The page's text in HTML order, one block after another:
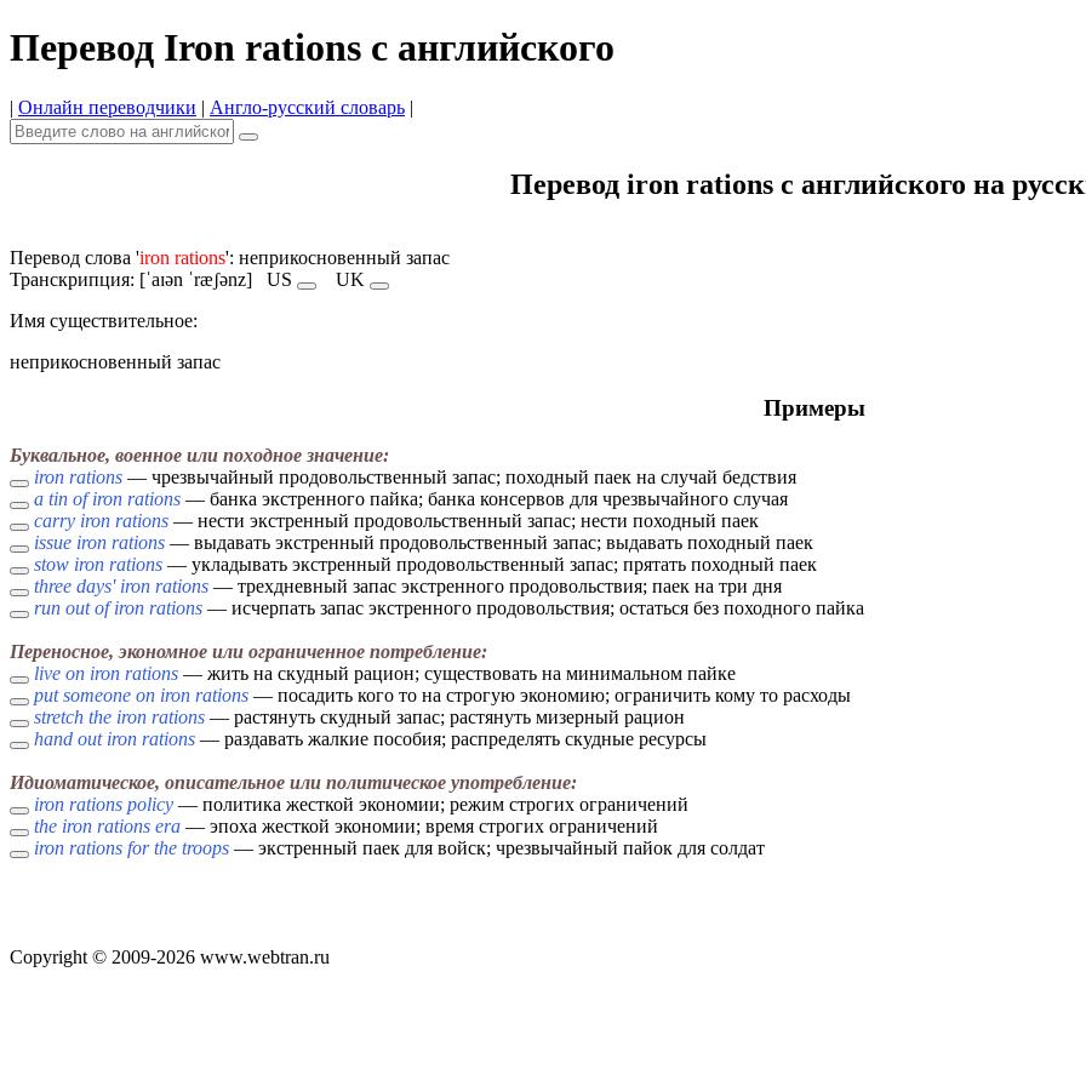
Перевод Iron rations с английского
| Онлайн переводчики | Англо-русский словарь |
Перевод iron rations с английского на
Перевод слова 'iron rations': неприкосновенный запас
Транскрипция: [ˈaɪən ˈræʃənz] US
UK
Имя cуществительное:
неприкосновенный запас
Примеры
Буквальное, военное или походное значение:
iron rations — чрезвычайный продовольственный запас; походный паек на случай бедствия
a tin of iron rations — банка экстренного пайка; банка консервов для чрезвычайного случая
carry iron rations — нести экстренный продовольственный запас; нести походный паек
issue iron rations — выдавать экстренный продовольственный запас; выдавать походный паек
stow iron rations — укладывать экстренный продовольственный запас; прятать походный паек
three days' iron rations — трехдневный запас экстренного продовольствия; паек на три дня
run out of iron rations — исчерпать запас экстренного продовольствия; остаться без походного пайка
Переносное, экономное или ограниченное потребление:
live on iron rations — жить на скудный рацион; существовать на минимальном пайке
put someone on iron rations — посадить кого то на строгую экономию; ограничить кому то расходы
stretch the iron rations — растянуть скудный запас; растянуть мизерный рацион
hand out iron rations — раздавать жалкие пособия; распределять скудные ресурсы
Идиоматическое, описательное или политическое употребление:
iron rations policy — политика жесткой экономии; режим строгих ограничений
the iron rations era — эпоха жесткой экономии; время строгих ограничений
iron rations for the troops — экстренный паек для войск; чрезвычайный пайок для солдат
Copyright © 2009-2026 www.webtran.ru